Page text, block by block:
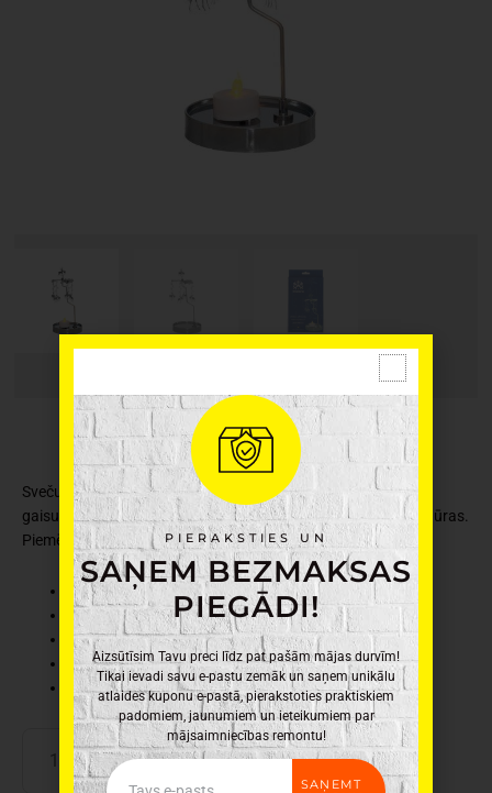
Sveču karuselis ir skaista noskaņojuma radītājs. Sveces silda
gaisu un liek rotājuma augšdaļai griezties. Skaistas briežu figūras.
Piemērots tējas svecei. Augstums 19,5 cm.
Ražotājs: Winteria
Materiāls: Nerūsējošais tērauds
Krāsa: Sudraba
Svars: 0.09 kg
Izmēri: 10.5 x 10.5 x 19.5 cm
Winteria
svečturis-
PIEVIENOT GROZAM
PIERAKSTIES UN
SAŅEM BEZMAKSAS
PIEGĀDI!
Aizsūtīsim Tavu preci līdz pat pašām mājas durvīm!
Tikai ievadi savu e-pastu zemāk un saņem unikālu
atlaides kuponu e-pastā, pierakstoties praktiskiem
padomiem, jaunumiem un ieteikumiem par
mājsaimniecības remontu!
Email
SAŅEMT